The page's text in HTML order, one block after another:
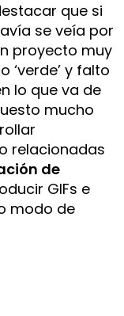
que si
se veía por
proyecto muy
‘verde’ y falto
lo que va de
mucho
relacionadas
de
GIFs e
modo de